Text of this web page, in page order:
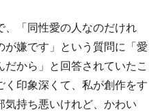
、「同性愛の人なのだけれ
嫌です」という質問に「愛
から」と回答されていたこ
印象深くて、私が創作をす
気持ち悪いけれど、かわい